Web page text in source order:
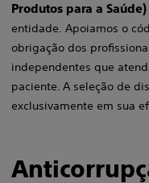
Produtos para a Saúde)
entidade. Apoiamos o
obrigação dos
independentes que
paciente. A seleção de
exclusivamente em sua